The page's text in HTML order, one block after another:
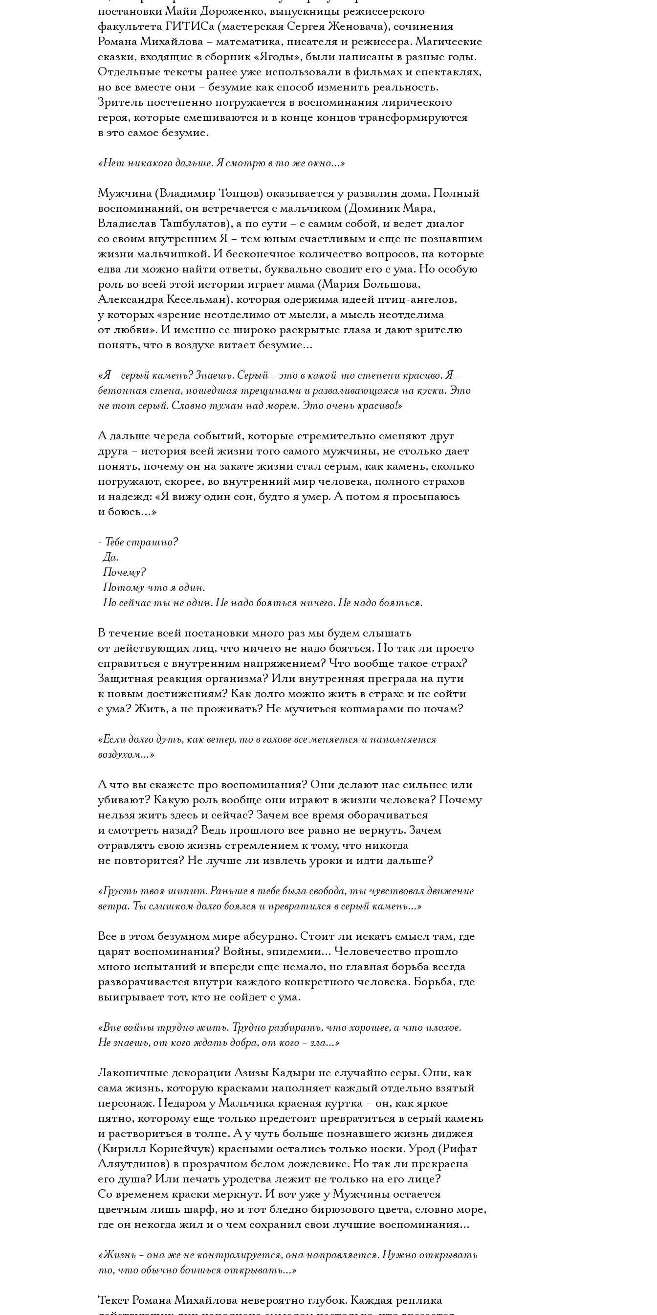
постановки Майи Дороженко, выпускницы режиссерского
факультета ГИТИСа (мастерская Сергея Женовача), сочинения
Романа Михайлова – математика, писателя и режиссера. Магические
сказки, входящие в сборник «Ягоды», были написаны в разные годы.
Отдельные тексты ранее уже использовали в фильмах и спектаклях,
но все вместе они – безумие как способ изменить реальность.
Зритель постепенно погружается в воспоминания лирического
героя, которые смешиваются и в конце концов трансформируются
в это самое безумие.
«Нет никакого дальше. Я смотрю в то же окно…»
Мужчина (Владимир Топцов) оказывается у развалин дома. Полный
воспоминаний, он встречается с мальчиком (Доминик Мара,
Владислав Ташбулатов), а по сути – с самим собой, и ведет диалог
со своим внутренним Я – тем юным счастливым и еще не познавшим
жизни мальчишкой. И бесконечное количество вопросов, на которые
едва ли можно найти ответы, буквально сводит его с ума. Но особую
роль во всей этой истории играет мама (Мария Большова,
Александра Кесельман), которая одержима идеей птиц-ангелов,
у которых «зрение неотделимо от мысли, а мысль неотделима
от любви». И именно ее широко раскрытые глаза и дают зрителю
понять, что в воздухе витает безумие…
«Я – серый камень? Знаешь. Серый – это в какой-то степени красиво. Я –
бетонная стена, пошедшая трещинами и разваливающаяся на куски. Это
не тот серый. Словно туман над морем. Это очень красиво!»
А дальше череда событий, которые стремительно сменяют друг
друга – история всей жизни того самого мужчины, не столько дает
понять, почему он на закате жизни стал серым, как камень, сколько
погружают, скорее, во внутренний мир человека, полного страхов
и надежд: «Я вижу один сон, будто я умер. А потом я просыпаюсь
и боюсь…»
- Тебе страшно?
 Да.
 Почему?
 Потому что я один.
 Но сейчас ты не один. Не надо бояться ничего. Не надо бояться.
В течение всей постановки много раз мы будем слышать
от действующих лиц, что ничего не надо бояться. Но так ли просто
справиться с внутренним напряжением? Что вообще такое страх?
Защитная реакция организма? Или внутренняя преграда на пути
к новым достижениям? Как долго можно жить в страхе и не сойти
с ума? Жить, а не проживать? Не мучиться кошмарами по ночам?
«Если долго дуть, как ветер, то в голове все меняется и наполняется
воздухом…»
А что вы скажете про воспоминания? Они делают нас сильнее или
убивают? Какую роль вообще они играют в жизни человека? Почему
нельзя жить здесь и сейчас? Зачем все время оборачиваться
и смотреть назад? Ведь прошлого все равно не вернуть. Зачем
отравлять свою жизнь стремлением к тому, что никогда
не повторится? Не лучше ли извлечь уроки и идти дальше?
«Грусть твоя шипит. Раньше в тебе была свобода, ты чувствовал движение
ветра. Ты слишком долго боялся и превратился в серый камень…»
Все в этом безумном мире абсурдно. Стоит ли искать смысл там, где
царят воспоминания? Войны, эпидемии… Человечество прошло
много испытаний и впереди еще немало, но главная борьба всегда
разворачивается внутри каждого конкретного человека. Борьба, где
выигрывает тот, кто не сойдет с ума.
«Вне войны трудно жить. Трудно разбирать, что хорошее, а что плохое.
Не знаешь, от кого ждать добра, от кого – зла…»
Лаконичные декорации Азизы Кадыри не случайно серы. Они, как
сама жизнь, которую красками наполняет каждый отдельно взятый
персонаж. Недаром у Мальчика красная куртка – он, как яркое
пятно, которому еще только предстоит превратиться в серый камень
и раствориться в толпе. А у чуть больше познавшего жизнь диджея
(Кирилл Корнейчук) красными остались только носки. Урод (Рифат
Аляутдинов) в прозрачном белом дождевике. Но так ли прекрасна
его душа? Или печать уродства лежит не только на его лице?
Со временем краски меркнут. И вот уже у Мужчины остается
цветным лишь шарф, но и тот бледно бирюзового цвета, словно море,
где он некогда жил и о чем сохранил свои лучшие воспоминания…
«Жизнь – она же не контролируется, она направляется. Нужно открывать
то, что обычно боишься открывать…»
Текст Романа Михайлова невероятно глубок. Каждая реплика
Имя